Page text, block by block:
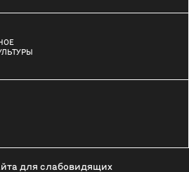
для слабовидящих